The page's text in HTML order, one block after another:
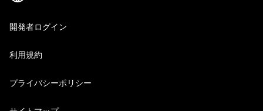
開発者ログイン
利用規約
プライバシーポリシー